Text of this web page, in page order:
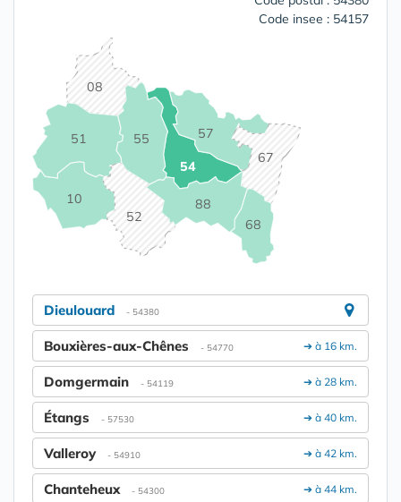
Code insee : 54157
08
10
51
52
54
55 57
67
68
88
Dieulouard - 54380
➔ à 16 km.
Bouxières-aux-Chênes - 54770
➔ à 28 km.
Domgermain - 54119
➔ à 40 km.
Étangs - 57530
➔ à 42 km.
Valleroy - 54910
➔ à 44 km.
Chanteheux - 54300